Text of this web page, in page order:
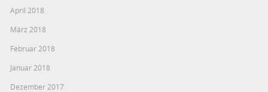
April 2018
März 2018
Februar 2018
Januar 2018
Dezember 2017